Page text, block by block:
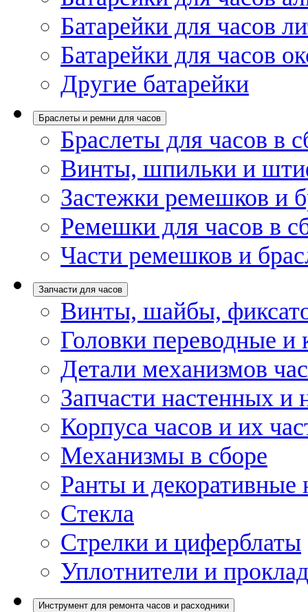
Батарейки для часов
Батарейки для часов
Другие батарейки
Браслеты и ремни для часов
Браслеты для часов в
Винты, шпильки и
Застежки ремешков и
Ремешки для часов в
Части ремешков и
Запчасти для часов
Винты, шайбы,
Головки переводные и
Детали механизмов
Запчасти настенных и
Корпуса часов и их
Механизмы в сборе
Ранты и декоративные
Стекла
Стрелки и циферблаты
Уплотнители и
Инструмент для ремонта часов и расходники